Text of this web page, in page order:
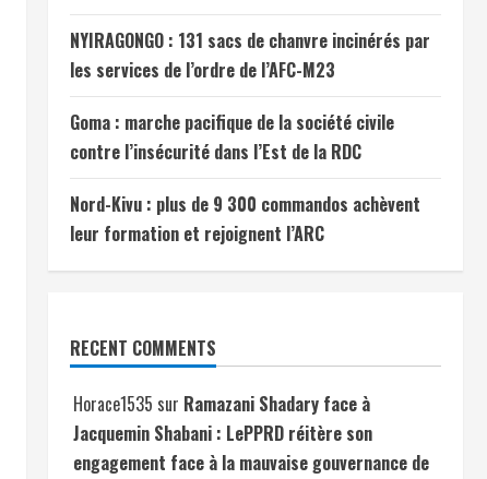
NYIRAGONGO : 131 sacs de chanvre incinérés par
les services de l’ordre de l’AFC-M23
Goma : marche pacifique de la société civile
contre l’insécurité dans l’Est de la RDC
Nord-Kivu : plus de 9 300 commandos achèvent
leur formation et rejoignent l’ARC
RECENT COMMENTS
Horace1535 sur Ramazani Shadary face à
Jacquemin Shabani : LePPRD réitère son
engagement face à la mauvaise gouvernance de